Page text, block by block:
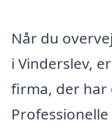
Når du
i Vinderslev,
firma, der har